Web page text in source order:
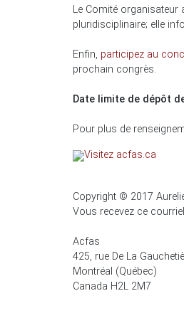
Le Comité organisateur
pluridisciplinaire; elle
Enfin, participez au
prochain congrès.
Date limite de dépôt
Pour plus de
Copyright © 2017
Vous recevez ce
Acfas
425, rue De La
Montréal (Québec)
Canada H2L 2M7